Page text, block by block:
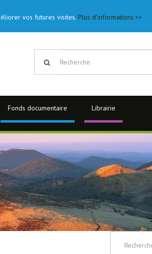
vos futures visites. Plus d'informations >>
Fonds documentaire
Librairie